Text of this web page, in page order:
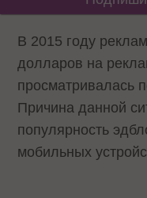
В 2015 году
долларов на
просматривалась
Причина данной
популярность
мобильных